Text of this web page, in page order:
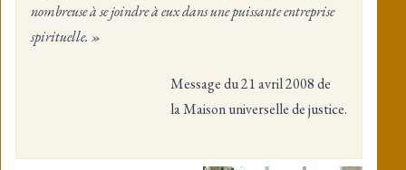
nombreuse à se joindre à eux dans une puissante entreprise
spirituelle. »
Message du 21 avril 2008 de
la Maison universelle de justice.